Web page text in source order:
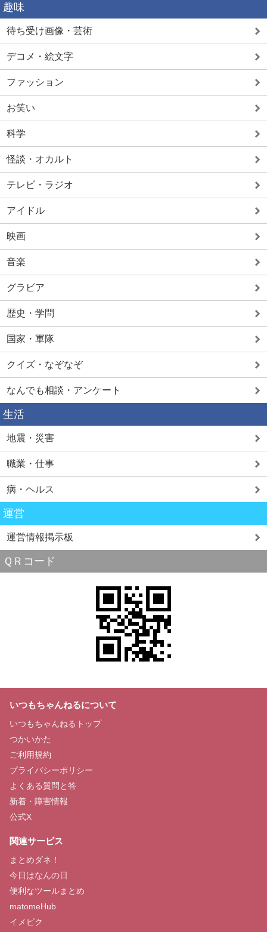
趣味
待ち受け画像・芸術
デコメ・絵文字
ファッション
お笑い
科学
怪談・オカルト
テレビ・ラジオ
アイドル
映画
音楽
グラビア
歴史・学問
国家・軍隊
クイズ・なぞなぞ
なんでも相談・アンケート
生活
地震・災害
職業・仕事
病・ヘルス
運営
運営情報掲示板
ＱＲコード
いつもちゃんねるについて
いつもちゃんねるトップ
つかいかた
ご利用規約
プライバシーポリシー
よくある質問と答
新着・障害情報
公式X
関連サービス
まとめダネ！
今日はなんの日
便利なツールまとめ
matomeHub
イメピク